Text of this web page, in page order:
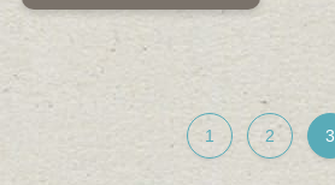
1 2 3